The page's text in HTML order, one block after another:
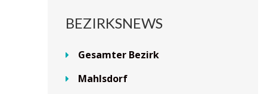
BEZIRKSNEWS
Gesamter Bezirk
Mahlsdorf